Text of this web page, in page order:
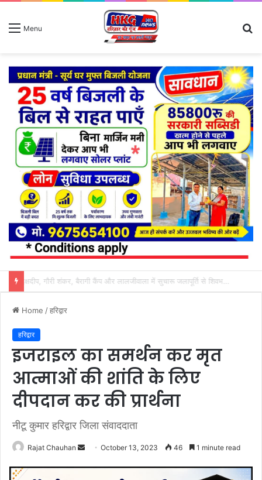
Menu
Home /हरिद्वार
हरिद्वार
इजराइल का समर्थन कर मृत
आत्माओं की शांति के लिए
दीपदान कर की प्रार्थना
नीटू कुमार हरिद्वार जिला संवाददाता
Rajat Chauhan
SendOctober 13, 2023 46 1 minute read